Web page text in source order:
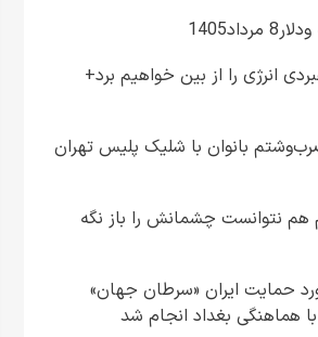
انرژی را از بین خواهیم برد+
بانوان با شلیک پلیس تهران
هم نتوانست چشمانش را باز نگه
حمایت ایران «سرطان جهان»
هماهنگی بغداد انجام شد